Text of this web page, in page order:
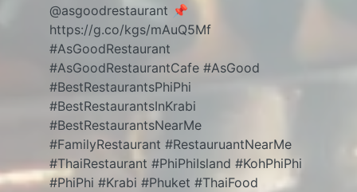
@asgoodrestaurant 📌
https://g.co/kgs/mAuQ5Mf
#AsGoodRestaurant
#AsGoodRestaurantCafe #AsGood
#BestRestaurantsPhiPhi
#BestRestaurantsInKrabi
#BestRestaurantsNearMe
#FamilyRestaurant #RestauruantNearMe
#ThaiRestaurant #PhiPhiIsland #KohPhiPhi
#PhiPhi #Krabi #Phuket #ThaiFood